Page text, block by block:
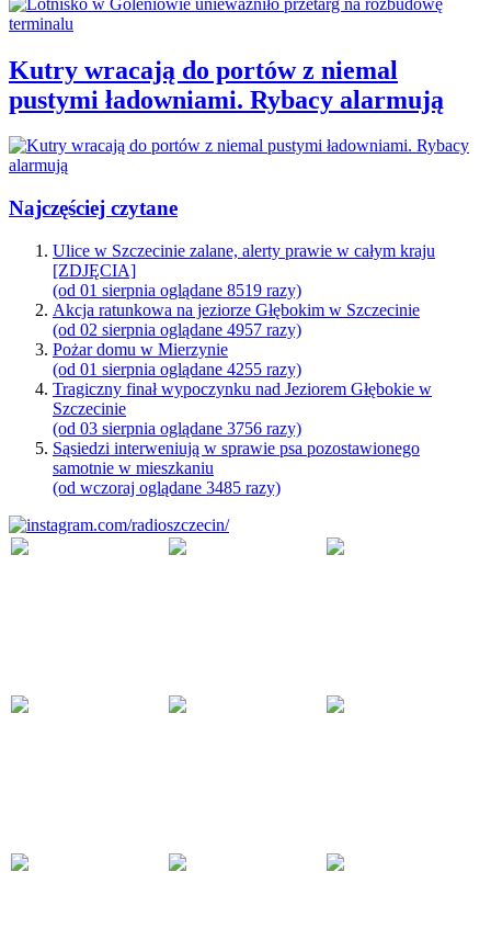
Kutry wracają do portów z niemal
pustymi ładowniami. Rybacy alarmują
Najczęściej czytane
Ulice w Szczecinie zalane, alerty prawie w całym kraju
[ZDJĘCIA]
(od 01 sierpnia oglądane 8519 razy)
Akcja ratunkowa na jeziorze Głębokim w Szczecinie
(od 02 sierpnia oglądane 4957 razy)
Pożar domu w Mierzynie
(od 01 sierpnia oglądane 4255 razy)
Tragiczny finał wypoczynku nad Jeziorem Głębokie w
Szczecinie
(od 03 sierpnia oglądane 3756 razy)
Sąsiedzi interweniują w sprawie psa pozostawionego
samotnie w mieszkaniu
(od wczoraj oglądane 3485 razy)